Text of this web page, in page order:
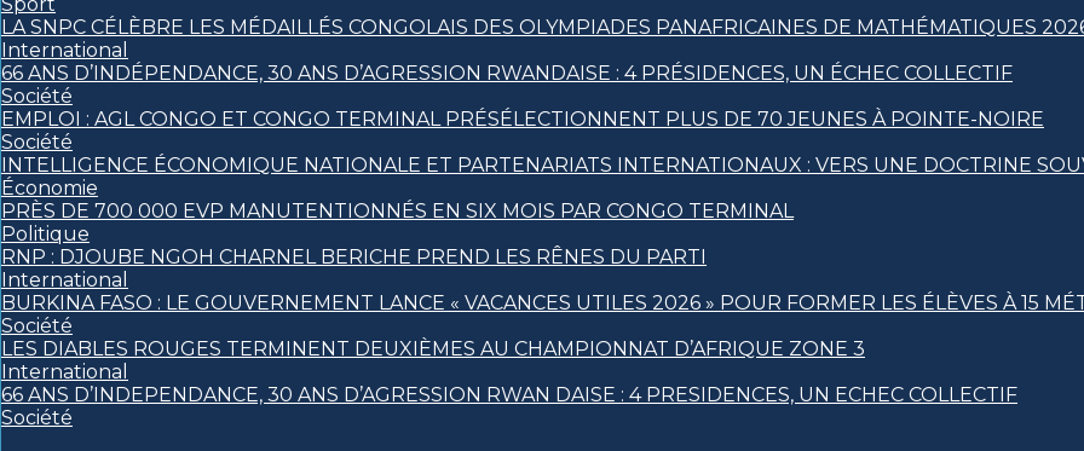
LA SNPC CÉLÈBRE LES MÉDAILLÉS CONGOLAIS DES OLYMPIADES PANAFRICAINES DE MATHÉMATIQUES
International
66 ANS D’INDÉPENDANCE, 30 ANS D’AGRESSION RWANDAISE : 4 PRÉSIDENCES, UN ÉCHEC COLLECTIF
Société
EMPLOI : AGL CONGO ET CONGO TERMINAL PRÉSÉLECTIONNENT PLUS DE 70 JEUNES À POINTE-NOIRE
Société
INTELLIGENCE ÉCONOMIQUE NATIONALE ET PARTENARIATS INTERNATIONAUX : VERS UNE DOCTRINE
Économie
PRÈS DE 700 000 EVP MANUTENTIONNÉS EN SIX MOIS PAR CONGO TERMINAL
Politique
RNP : DJOUBE NGOH CHARNEL BERICHE PREND LES RÊNES DU PARTI
International
BURKINA FASO : LE GOUVERNEMENT LANCE « VACANCES UTILES 2026 » POUR FORMER LES ÉLÈVES À 15
Société
LES DIABLES ROUGES TERMINENT DEUXIÈMES AU CHAMPIONNAT D’AFRIQUE ZONE 3
International
66 ANS D’INDEPENDANCE, 30 ANS D’AGRESSION RWAN DAISE : 4 PRESIDENCES, UN ECHEC COLLECTIF
Société